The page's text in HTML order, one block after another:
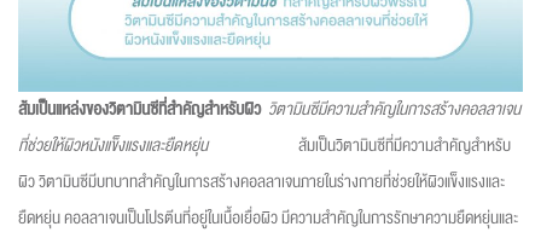
ส้มเป็นแหล่งของวิตามินซีที่สำคัญสำหรับผิว วิตามินซีมีความสำคัญในการสร้างคอลลาเจน
ที่ช่วยให้ผิวหนังแข็งแรงและยืดหยุ่น ส้มเป็นวิตามินซีที่มีความสำคัญสำหรับ
ผิว วิตามินซีมีบทบาทสำคัญในการสร้างคอลลาเจนภายในร่างกายที่ช่วยให้ผิวแข็งแรงและ
ยืดหยุ่น คอลลาเจนเป็นโปรตีนที่อยู่ในเนื้อเยื่อผิว มีความสำคัญในการรักษาความยืดหยุ่นและ